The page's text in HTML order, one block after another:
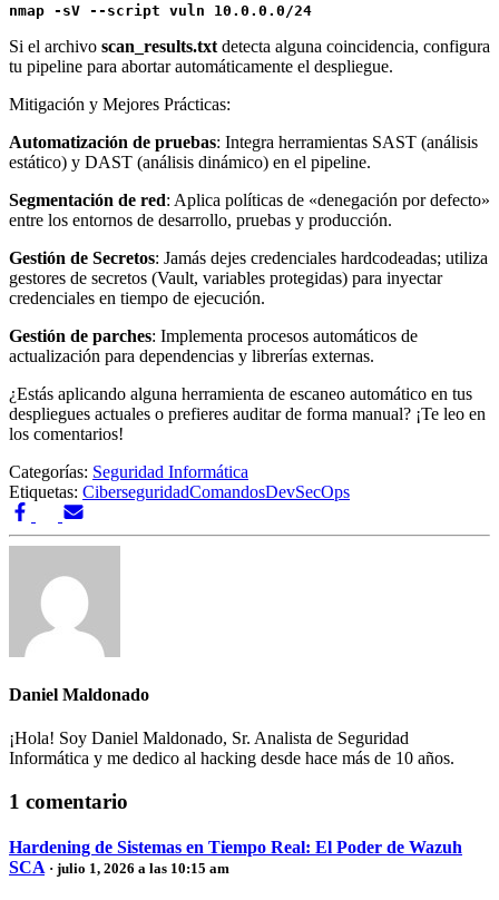
nmap -sV --script vuln 10.0.0.0/24
Si el archivo scan_results.txt detecta alguna coincidencia, configura
tu pipeline para abortar automáticamente el despliegue.
Mitigación y Mejores Prácticas:
Automatización de pruebas: Integra herramientas SAST (análisis
estático) y DAST (análisis dinámico) en el pipeline.
Segmentación de red: Aplica políticas de «denegación por defecto»
entre los entornos de desarrollo, pruebas y producción.
Gestión de Secretos: Jamás dejes credenciales hardcodeadas; utiliza
gestores de secretos (Vault, variables protegidas) para inyectar
credenciales en tiempo de ejecución.
Gestión de parches: Implementa procesos automáticos de
actualización para dependencias y librerías externas.
¿Estás aplicando alguna herramienta de escaneo automático en tus
despliegues actuales o prefieres auditar de forma manual? ¡Te leo en
los comentarios!
Categorías: Seguridad Informática
Etiquetas: CiberseguridadComandosDevSecOps
Daniel Maldonado
¡Hola! Soy Daniel Maldonado, Sr. Analista de Seguridad
Informática y me dedico al hacking desde hace más de 10 años.
1 comentario
Hardening de Sistemas en Tiempo Real: El Poder de Wazuh
SCA · julio 1, 2026 a las 10:15 am